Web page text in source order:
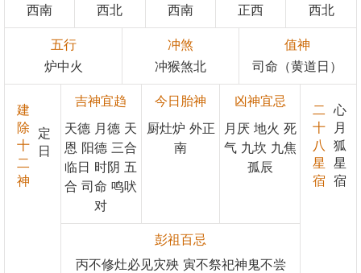
西南
西北
西南
正西
西北
五行
炉中火
冲煞
冲猴煞北
值神
司命（黄道日）
建
除
十
二
神
定
日
吉神宜趋
天德 月德 天
恩 阳德 三合
临日 时阴 五
合 司命 鸣吠
对
今日胎神
厨灶炉 外正
南
凶神宜忌
月厌 地火 死
气 九坎 九焦
孤辰
彭祖百忌
丙不修灶必见灾殃 寅不祭祀神鬼不尝
二
十
八
星
宿
心
月
狐
星
宿